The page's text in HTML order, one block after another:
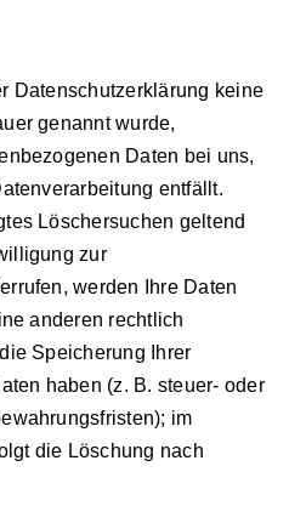
Datenschutzerklärung keine
genannt wurde,
Daten bei uns,
entfällt.
Löschersuchen geltend
zur
werden Ihre Daten
anderen rechtlich
Speicherung Ihrer
haben (z. B. steuer- oder
im
die Löschung nach